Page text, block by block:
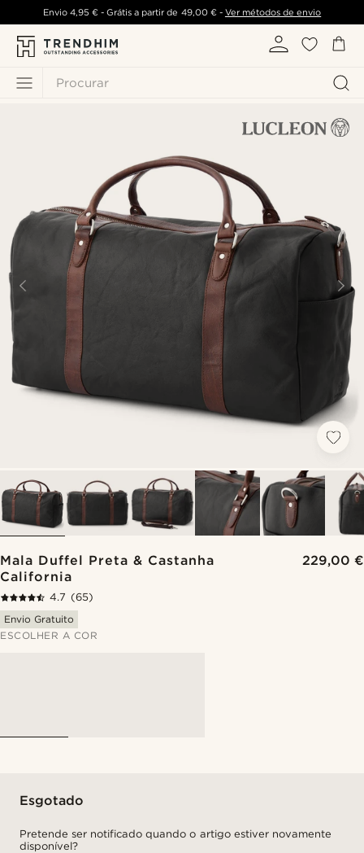
Procurar
Envio 4,95 €- Grátis a partir de 49,00 €- Ver métodos de envio
Mala Duffel Preta & Castanha
California
229,00 €
4.7 (65)
Envio Gratuito
ESCOLHER A COR
Esgotado
Pretende ser notificado quando o artigo estiver novamente
disponível?